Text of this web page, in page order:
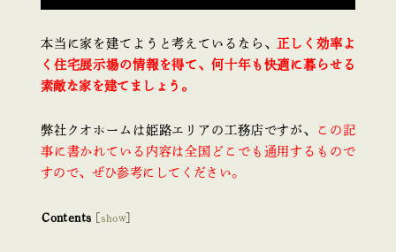
本当に家を建てようと考えているなら、 正しく効率よ
く住宅展示場の情報を得て、何十年も快適に暮らせる
素敵な家を建てましょう。
弊社クオホームは姫路エリアの工務店ですが、
この記
事に書かれている内容は全国どこでも通用するもので
すので、ぜひ参考にしてください。
Contents [show]